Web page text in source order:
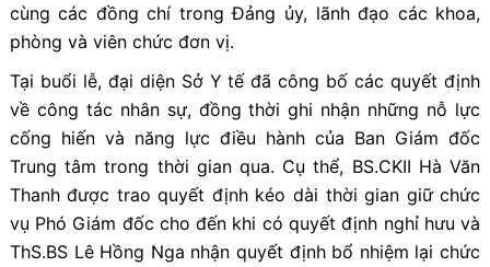
cùng các đồng chí trong Đảng ủy, lãnh đạo các khoa,
phòng và viên chức đơn vị.
Tại buổi lễ, đại diện Sở Y tế đã công bố các quyết định
về công tác nhân sự, đồng thời ghi nhận những nỗ lực
cống hiến và năng lực điều hành của Ban Giám đốc
Trung tâm trong thời gian qua. Cụ thể, BS.CKII Hà Văn
Thanh được trao quyết định kéo dài thời gian giữ chức
vụ Phó Giám đốc cho đến khi có quyết định nghỉ hưu và
ThS.BS Lê Hồng Nga nhận quyết định bổ nhiệm lại chức